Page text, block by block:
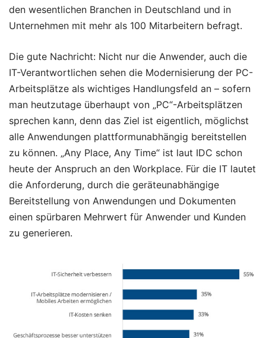
den wesentlichen Branchen in Deutschland und in
Unternehmen mit mehr als 100 Mitarbeitern befragt.
Die gute Nachricht: Nicht nur die Anwender, auch die
IT-Verantwortlichen sehen die Modernisierung der PC-
Arbeitsplätze als wichtiges Handlungsfeld an – sofern
man heutzutage überhaupt von „PC“-Arbeitsplätzen
sprechen kann, denn das Ziel ist eigentlich, möglichst
alle Anwendungen plattformunabhängig bereitstellen
zu können. „Any Place, Any Time“ ist laut IDC schon
heute der Anspruch an den Workplace. Für die IT lautet
die Anforderung, durch die geräteunabhängige
Bereitstellung von Anwendungen und Dokumenten
einen spürbaren Mehrwert für Anwender und Kunden
zu generieren.